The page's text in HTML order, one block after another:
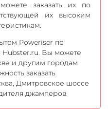
заказать их по
их высоким
Poweriser по
Hubster.ru. Вы можете
и другим городам
заказать
Дмитровское шоссе
джамперов.